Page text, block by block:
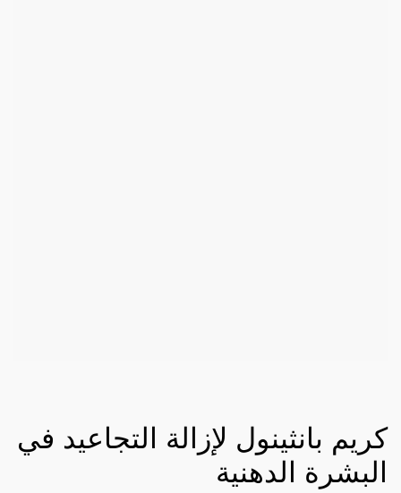
كريم بانثينول لإزالة التجاعيد في
البشرة الدهنية